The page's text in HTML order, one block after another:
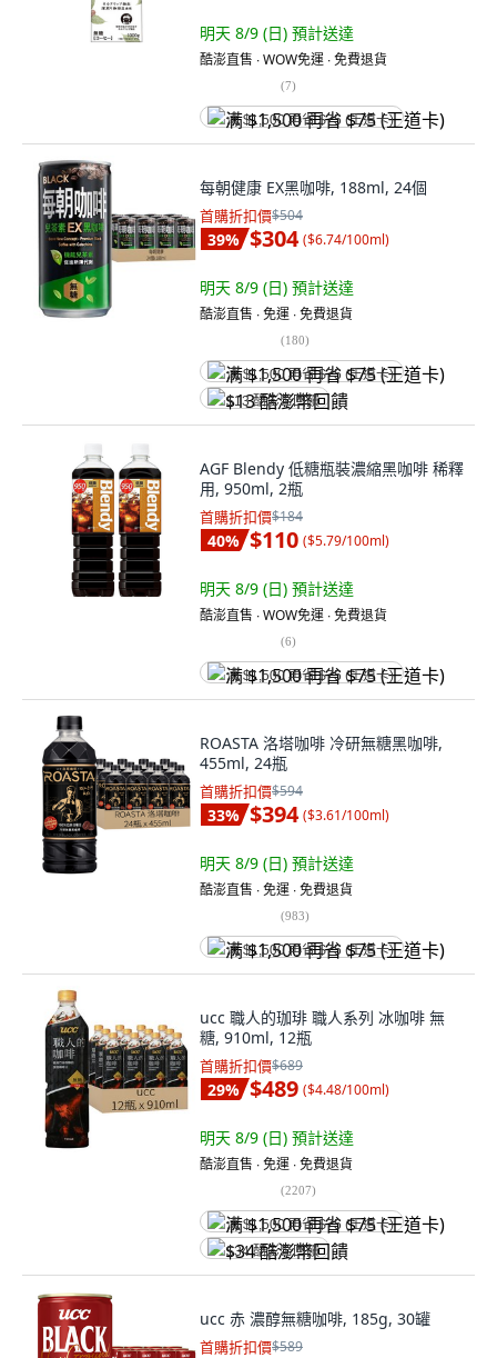
明天 8/9 (日) 預計送達
酷澎直售 ∙ WOW免運 ∙ 免費退貨
(7)
满 $1,500 再省 $75 (王道卡)
每朝健康 EX黑咖啡, 188ml, 24個
首購折扣價$504
39% $304 ($6.74/100ml)
明天 8/9 (日) 預計送達
酷澎直售 ∙ 免運 ∙ 免費退貨
(180)
满 $1,500 再省 $75 (王道卡)
$13 酷澎幣回饋
AGF Blendy 低糖瓶裝濃縮黑咖啡 稀釋
用, 950ml, 2瓶
首購折扣價$184
40% $110 ($5.79/100ml)
明天 8/9 (日) 預計送達
酷澎直售 ∙ WOW免運 ∙ 免費退貨
(6)
满 $1,500 再省 $75 (王道卡)
ROASTA 洛塔咖啡 冷研無糖黑咖啡,
455ml, 24瓶
首購折扣價$594
33% $394 ($3.61/100ml)
明天 8/9 (日) 預計送達
酷澎直售 ∙ 免運 ∙ 免費退貨
(983)
满 $1,500 再省 $75 (王道卡)
ucc 職人的珈琲 職人系列 冰咖啡 無
糖, 910ml, 12瓶
首購折扣價$689
29% $489 ($4.48/100ml)
明天 8/9 (日) 預計送達
酷澎直售 ∙ 免運 ∙ 免費退貨
(2207)
满 $1,500 再省 $75 (王道卡)
$34 酷澎幣回饋
ucc 赤 濃醇無糖咖啡, 185g, 30罐
首購折扣價$589